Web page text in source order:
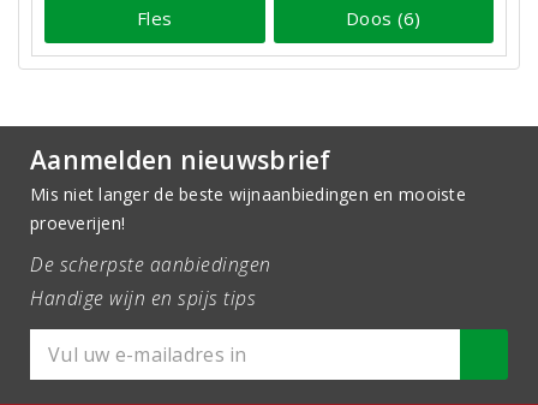
Fles Doos (6)
Aanmelden nieuwsbrief
Mis niet langer de beste wijnaanbiedingen en mooiste
proeverijen!
De scherpste aanbiedingen
Handige wijn en spijs tips